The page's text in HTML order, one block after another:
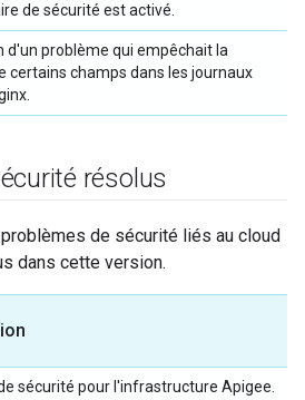
de sécurité est activé.
d'un problème qui empêchait la
certains champs dans les journaux
résolus
de sécurité liés au cloud
dans cette version.
sécurité pour l'infrastructure Apigee.